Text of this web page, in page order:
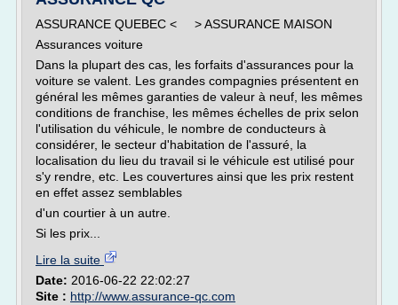
ASSURANCE QUEBEC < > ASSURANCE MAISON
Assurances voiture
Dans la plupart des cas, les forfaits d'assurances pour la
voiture se valent. Les grandes compagnies présentent en
général les mêmes garanties de valeur à neuf, les mêmes
conditions de franchise, les mêmes échelles de prix selon
l'utilisation du véhicule, le nombre de conducteurs à
considérer, le secteur d'habitation de l'assuré, la
localisation du lieu du travail si le véhicule est utilisé pour
s'y rendre, etc. Les couvertures ainsi que les prix restent
en effet assez semblables
d'un courtier à un autre.
Si les prix...
Lire la suite
Date: 2016-06-22 22:02:27
Site : http://www.assurance-qc.com